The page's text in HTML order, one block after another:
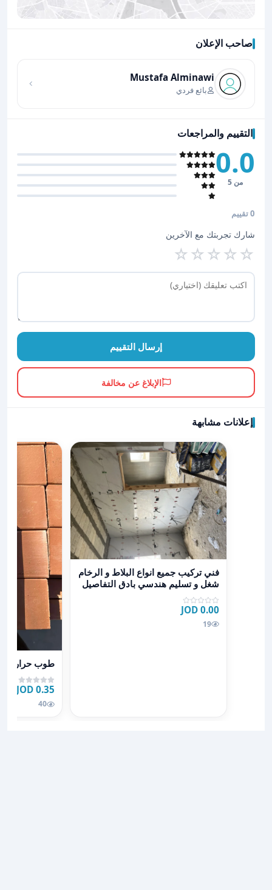
صاحب الإعلان
Mustafa Alminawi
بائع فردي
التقييم والمراجعات
0.0
من 5
0 تقييم
شارك تجربتك مع الآخرين
☆
☆
☆
☆
☆
إرسال التقييم
الإبلاغ عن مخالفة
إعلانات مشابهة
عرض تفاصيل فني تركيب جميع انواع البلاط و الرخام
فني تركيب جميع انواع البلاط و الرخام
شغل و تسليم هندسي بادق التفاصيل
0.00 JOD
19
عرض تفاصيل
طوب حراري
0.35 JOD
40